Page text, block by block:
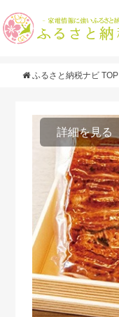
ふるさと納税ナビ TOP
詳細を見る